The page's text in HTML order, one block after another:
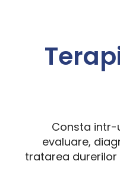
Consta intr-
evaluare,
tratarea